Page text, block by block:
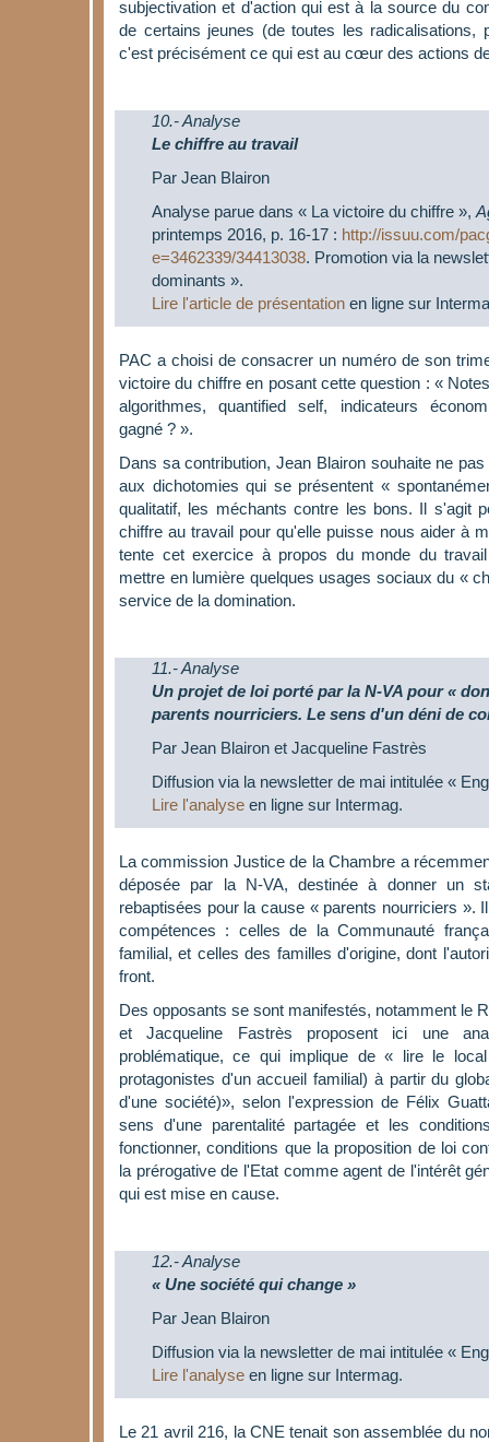
subjectivation et d'action qui est à la source du
de certains jeunes (de toutes les radicalisations,
c'est précisément ce qui est au cœur des actions
10.- Analyse
Le chiffre au travail
Par Jean Blairon
Analyse parue dans « La victoire du chiffre »,
printemps 2016, p. 16-17 : http://issuu.com/
e=3462339/34413038. Promotion via la
dominants ».
Lire l'article de présentation en ligne sur
PAC a choisi de consacrer un numéro de son
victoire du chiffre en posant cette question : «
algorithmes, quantified self, indicateurs
gagné ? ».
Dans sa contribution, Jean Blairon souhaite ne
aux dichotomies qui se présentent «
qualitatif, les méchants contre les bons. Il s'agit
chiffre au travail pour qu'elle puisse nous aider à
tente cet exercice à propos du monde du
mettre en lumière quelques usages sociaux du «
service de la domination.
11.- Analyse
Un projet de loi porté par la N-VA pour «
parents nourriciers. Le sens d'un déni de
Par Jean Blairon et Jacqueline Fastrès
Diffusion via la newsletter de mai intitulée «
Lire l'analyse en ligne sur Intermag.
La commission Justice de la Chambre a
déposée par la N-VA, destinée à donner un
rebaptisées pour la cause « parents nourriciers ».
compétences : celles de la Communauté
familial, et celles des familles d'origine, dont
front.
Des opposants se sont manifestés, notamment le
et Jacqueline Fastrès proposent ici une
problématique, ce qui implique de « lire le
protagonistes d'un accueil familial) à partir du
d'une société)», selon l'expression de Félix
sens d'une parentalité partagée et les
fonctionner, conditions que la proposition de loi
la prérogative de l'Etat comme agent de l'intérêt
qui est mise en cause.
12.- Analyse
« Une société qui change »
Par Jean Blairon
Diffusion via la newsletter de mai intitulée «
Lire l'analyse en ligne sur Intermag.
Le 21 avril 216, la CNE tenait son assemblée du